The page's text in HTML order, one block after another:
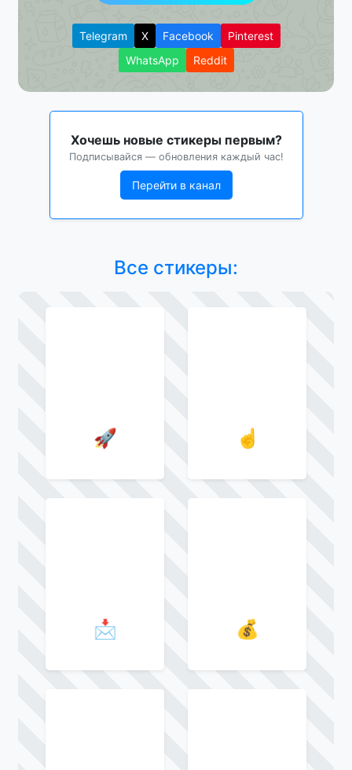
Telegram X Facebook
Pinterest
WhatsApp
Reddit
Хочешь новые стикеры первым?
Подписывайся — обновления каждый час!
Перейти в канал
Все стикеры:
🚀 ☝
📩 💰